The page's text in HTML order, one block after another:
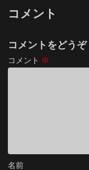
コメント
コメントをどうぞ
コメント ※
名前